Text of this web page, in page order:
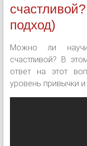
подход)
Можно ли
счастливой? В
ответ на этот
уровень привычки